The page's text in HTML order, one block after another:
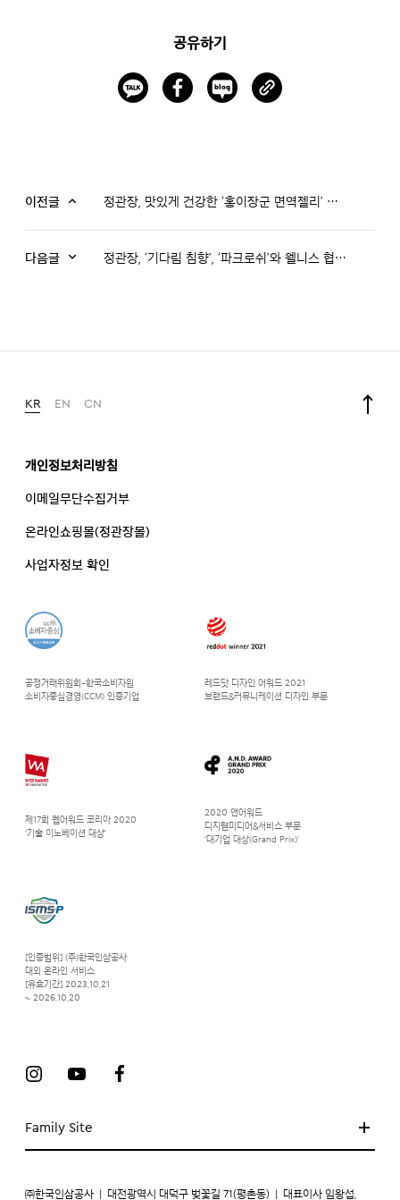
공유하기
이전글 정관장, 맛있게 건강한 ‘홍이장군 면역젤리’ 출시… 키즈 면역 라인 강화
다음글 정관장, ‘기다림 침향’, ‘파크로쉬’와 웰니스 협업 전개
KR EN CN
Family Site
공정거래위원회-한국소비자원
소비자중심경영(CCM) 인증기업
레드닷 디자인 어워드 2021
브랜드&커뮤니케이션 디자인 부문
제17회 웹어워드 코리아 2020
‘기술 이노베이션 대상’
2020 앤어워드
디지털미디어&서비스 부문
‘대기업 대상(Grand Prix)’
[인증범위] (주)한국인삼공사
대외 온라인 서비스
[유효기간] 2023.10.21
~ 2026.10.20
개인정보처리방침
이메일무단수집거부
온라인쇼핑몰(정관장몰)
사업자정보 확인
㈜한국인삼공사 대전광역시 대덕구 벚꽃길 71(평촌동) 대표이사 임왕섭,